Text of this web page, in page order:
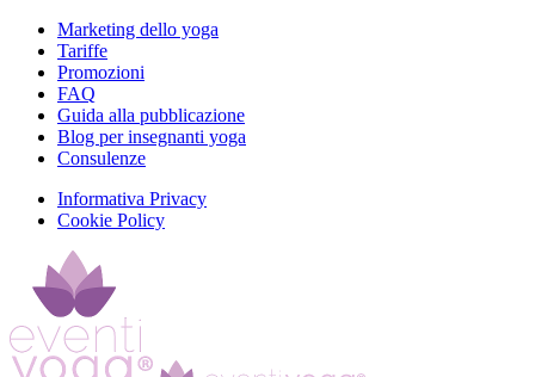
Marketing dello yoga
Tariffe
Promozioni
FAQ
Guida alla pubblicazione
Blog per insegnanti yoga
Consulenze
Informativa Privacy
Cookie Policy